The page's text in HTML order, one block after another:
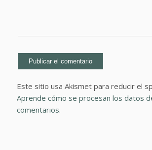
Este sitio usa Akismet para reducir el
Aprende cómo se procesan los datos
comentarios.